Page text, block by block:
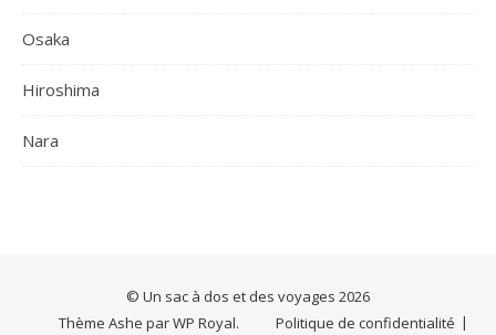
Osaka
Hiroshima
Nara
© Un sac à dos et des voyages 2026
Politique de confidentialité
Thème Ashe parWP Royal.